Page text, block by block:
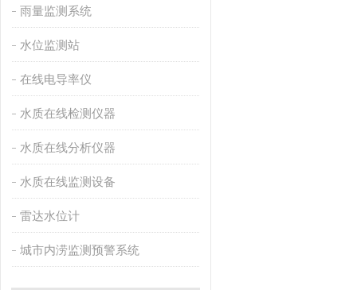
雨量监测系统
水位监测站
在线电导率仪
水质在线检测仪器
水质在线分析仪器
水质在线监测设备
雷达水位计
城市内涝监测预警系统